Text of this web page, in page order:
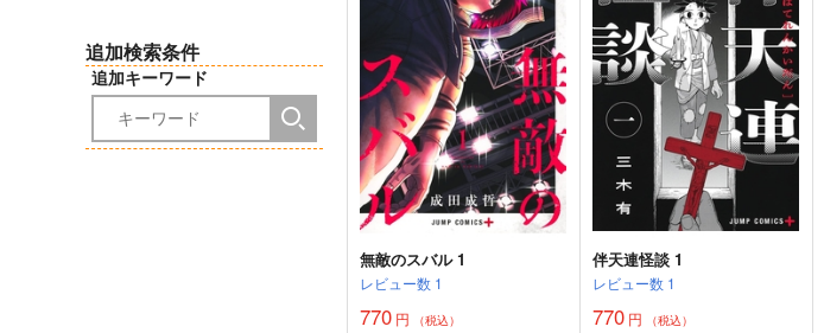
追加検索条件
追加キーワード
無敵のスバル 1
レビュー数 1
770 円 （税込）
伴天連怪談 1
レビュー数 1
770円 （税込）